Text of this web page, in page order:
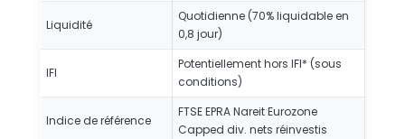
Liquidité
Quotidienne (70% liquidable en
0,8 jour)
IFI
Potentiellement hors IFI* (sous
conditions)
Indice de référence
FTSE EPRA Nareit Eurozone
Capped div. nets réinvestis